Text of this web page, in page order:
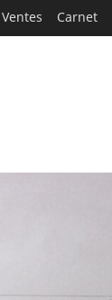
Ventes Carnet